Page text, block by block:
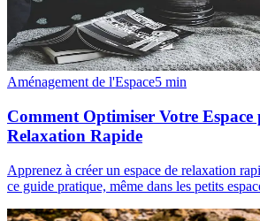
Aménagement de l'Espace5 min
Comment Optimiser Votre Espace
Relaxation Rapide
Apprenez à créer un espace de relaxation
ce guide pratique, même dans les petits